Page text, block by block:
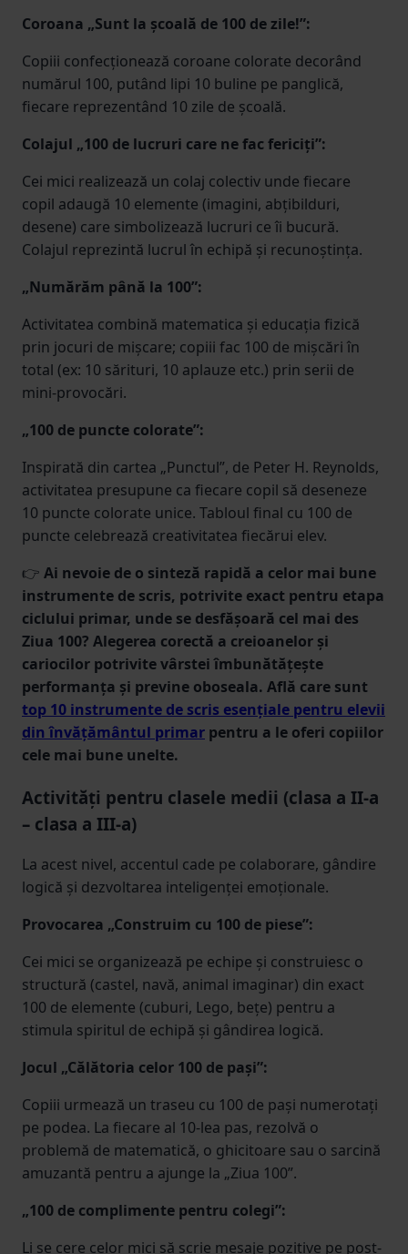
Coroana „Sunt la școală de 100 de zile!”:
Copiii confecționează coroane colorate decorând
numărul 100, putând lipi 10 buline pe panglică,
fiecare reprezentând 10 zile de școală.
Colajul „100 de lucruri care ne fac fericiți”:
Cei mici realizează un colaj colectiv unde fiecare
copil adaugă 10 elemente (imagini, abțibilduri,
desene) care simbolizează lucruri ce îi bucură.
Colajul reprezintă lucrul în echipă și recunoștința.
„Numărăm până la 100”:
Activitatea combină matematica și educația fizică
prin jocuri de mișcare; copiii fac 100 de mișcări în
total (ex: 10 sărituri, 10 aplauze etc.) prin serii de
mini-provocări.
„100 de puncte colorate”:
Inspirată din cartea „Punctul”, de Peter H. Reynolds,
activitatea presupune ca fiecare copil să deseneze
10 puncte colorate unice. Tabloul final cu 100 de
puncte celebrează creativitatea fiecărui elev.
👉 Ai nevoie de o sinteză rapidă a celor mai bune
instrumente de scris, potrivite exact pentru etapa
ciclului primar, unde se desfășoară cel mai des
Ziua 100? Alegerea corectă a creioanelor și
cariocilor potrivite vârstei îmbunătățește
performanța și previne oboseala. Află care sunt
top 10 instrumente de scris esențiale pentru elevii
din învățământul primar pentru a le oferi copiilor
cele mai bune unelte.
Activități pentru clasele medii (clasa a II-a
– clasa a III-a)
La acest nivel, accentul cade pe colaborare, gândire
logică și dezvoltarea inteligenței emoționale.
Provocarea „Construim cu 100 de piese”:
Cei mici se organizează pe echipe și construiesc o
structură (castel, navă, animal imaginar) din exact
100 de elemente (cuburi, Lego, bețe) pentru a
stimula spiritul de echipă și gândirea logică.
Jocul „Călătoria celor 100 de pași”:
Copiii urmează un traseu cu 100 de pași numerotați
pe podea. La fiecare al 10-lea pas, rezolvă o
problemă de matematică, o ghicitoare sau o sarcină
amuzantă pentru a ajunge la „Ziua 100”.
„100 de complimente pentru colegi”:
Li se cere celor mici să scrie mesaje pozitive pe post-